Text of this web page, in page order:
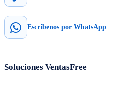
Escríbenos por WhatsApp
Soluciones VentasFree